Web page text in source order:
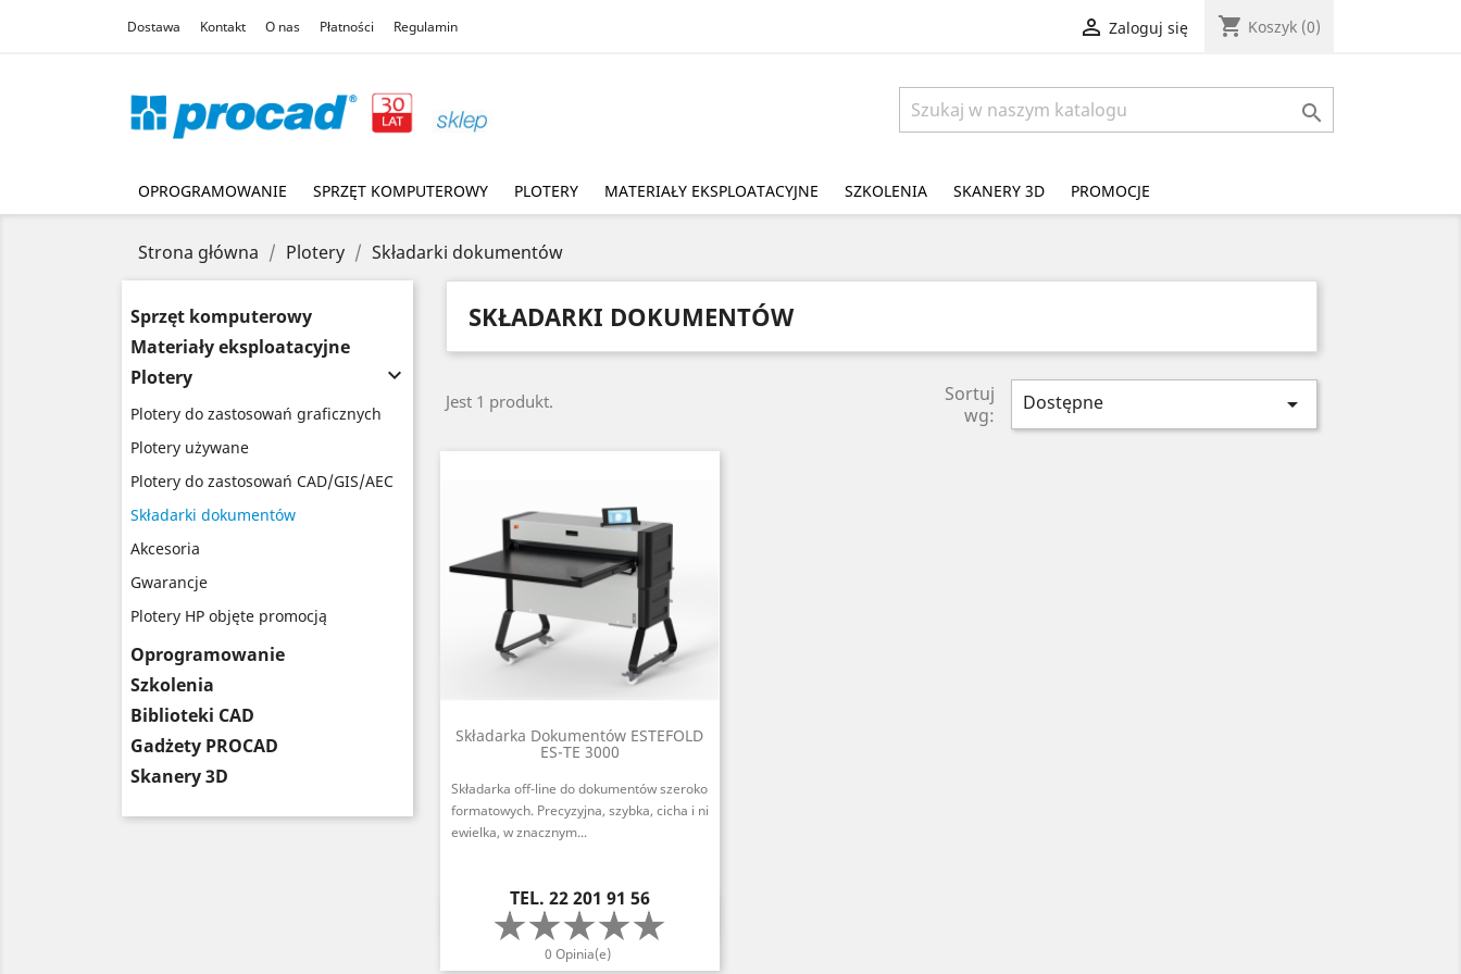
Dostawa Kontakt O nas Płatności Regulamin  Zaloguj się shopping_cart Koszyk (0)

OPROGRAMOWANIE SPRZĘT KOMPUTEROWY PLOTERY MATERIAŁY EKSPLOATACYJNE SZKOLENIA SKANERY 3D PROMOCJE
Strona główna Plotery Składarki dokumentów
Sprzęt komputerowy
Materiały eksploatacyjne
Plotery

Plotery do zastosowań graficznych
Plotery używane
Plotery do zastosowań CAD/GIS/AEC
Składarki dokumentów
Akcesoria
Gwarancje
Plotery HP objęte promocją
Oprogramowanie
Szkolenia
Biblioteki CAD
Gadżety PROCAD
Skanery 3D
SKŁADARKI DOKUMENTÓW
Jest 1 produkt.
Sortuj
wg:
Dostępne 
Składarka Dokumentów ESTEFOLD
ES-TE 3000
Składarka off-line do dokumentów szeroko
formatowych. Precyzyjna, szybka, cicha i ni
ewielka, w znacznym...
Cena
TEL. 22 201 91 56
0 Opinia(e)
Szybki podgląd